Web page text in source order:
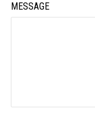
MESSAGE